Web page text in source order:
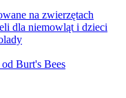
na zwierzętach
dla niemowląt i dzieci
Burt's Bees